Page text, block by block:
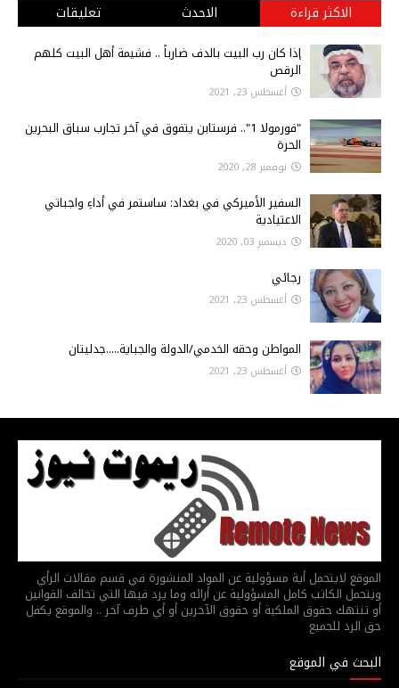
الاكثر قراءة الاحدث تعليقات
إذا كان رب البيت بالدف ضارباً .. فشيمة أهل البيت كلهم
الرقص
أغسطس 23, 2021
"فورمولا 1".. فرستابن يتفوق في آخر تجارب سباق البحرين
الحرة
نوفمبر 28, 2020
السفير الأميركي في بغداد: ساستمر في أداءِ واجباتي
الاعتيادية
ديسمبر 03, 2020
رجائي
أغسطس 23, 2021
المواطن وحقه الخدمي/الدولة والجباية.....جدليتان
أغسطس 23, 2021
الموقع لايتحمل أية مسؤولية عن المواد المنشورة في قسم مقالات الرأي
ويتحمل الكاتب كامل المسؤولية عن أرائه وما يرد فيها التي تخالف القوانين
أو تنتهك حقوق الملكية أو حقوق الآخرين أو أي طرف آخر .. والموقع يكفل
حق الرد للجميع
البحث في الموقع